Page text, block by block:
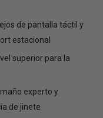
de pantalla táctil y
estacional
superior para la
experto y
de jinete